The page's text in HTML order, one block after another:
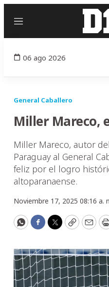
Menú
06 ago 2026
General Caballero
Miller Mareco,
Miller Mareco, autor
Paraguay al General
feliz por el logro
altoparanaense.
Noviembre 17, 2025 08:16 a.
WhatsApp
Facebook
Twitter
Copy